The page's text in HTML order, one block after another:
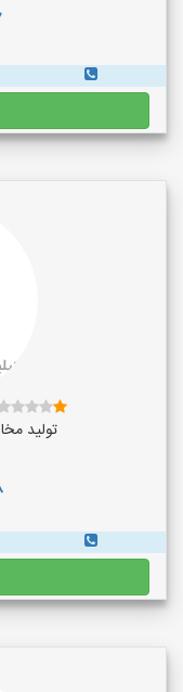
تولید